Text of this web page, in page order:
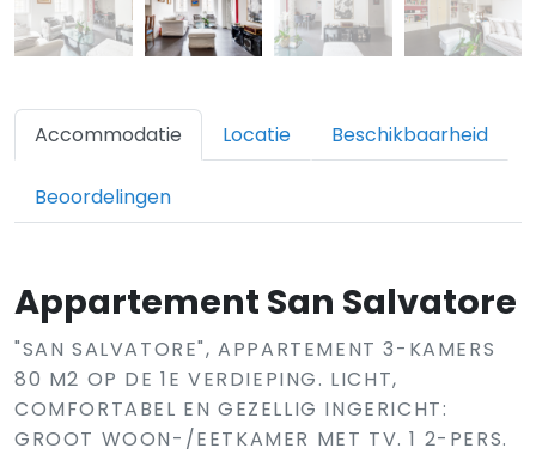
Accommodatie Locatie Beschikbaarheid
Beoordelingen
Appartement San Salvatore
"SAN SALVATORE", APPARTEMENT 3-KAMERS
80 M2 OP DE 1E VERDIEPING. LICHT,
COMFORTABEL EN GEZELLIG INGERICHT:
GROOT WOON-/EETKAMER MET TV. 1 2-PERS.